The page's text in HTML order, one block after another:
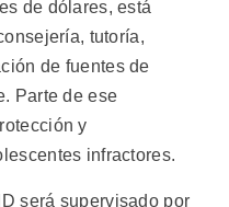
de dólares, está
tutoría,
de fuentes de
Parte de ese
y
infractores.
será supervisado por